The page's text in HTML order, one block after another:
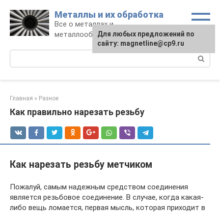
контенту
Металлы и их обработка
Все о металлах и
металлообработке
Главная » Разное
Как правильно нарезать резьбу
Как нарезать резьбу метчиком
Пожалуй, самым надежным средством соединения
является резьбовое соединение. В случае, когда какая-
либо вещь ломается, первая мысль, которая приходит в
Для любых предложений по
сайту: magnetline@cp9.ru